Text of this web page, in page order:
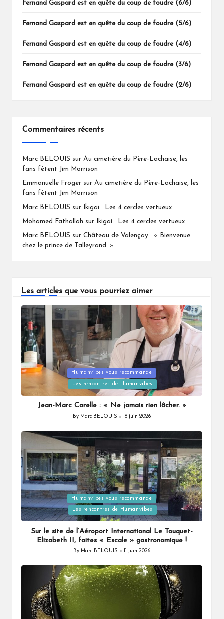
Fernand Gaspard est en quête du coup de foudre (6/6)
Fernand Gaspard est en quête du coup de foudre (5/6)
Fernand Gaspard est en quête du coup de foudre (4/6)
Fernand Gaspard est en quête du coup de foudre (3/6)
Fernand Gaspard est en quête du coup de foudre (2/6)
Commentaires récents
Marc BELOUIS sur Au cimetière du Père-Lachaise, les
fans fêtent Jim Morrison
Emmanuelle Froger sur Au cimetière du Père-Lachaise, les
fans fêtent Jim Morrison
Marc BELOUIS sur Ikigai : Les 4 cercles vertueux
Mohamed Fathallah sur Ikigai : Les 4 cercles vertueux
Marc BELOUIS sur Château de Valençay : « Bienvenue
chez le prince de Talleyrand. »
Les articles que vous pourriez aimer
Posted
in
Humanvibes vous recommande
Les rencontres de Humanvibes
Jean-Marc Carelle : « Ne jamais rien lâcher. »
Posted
By Marc BELOUIS 16 juin 2026
Posted
in
Humanvibes vous recommande
Les rencontres de Humanvibes
Sur le site de l’Aéroport International Le Touquet-
Elizabeth II, faites « Escale » gastronomique !
Posted
By Marc BELOUIS 11 juin 2026